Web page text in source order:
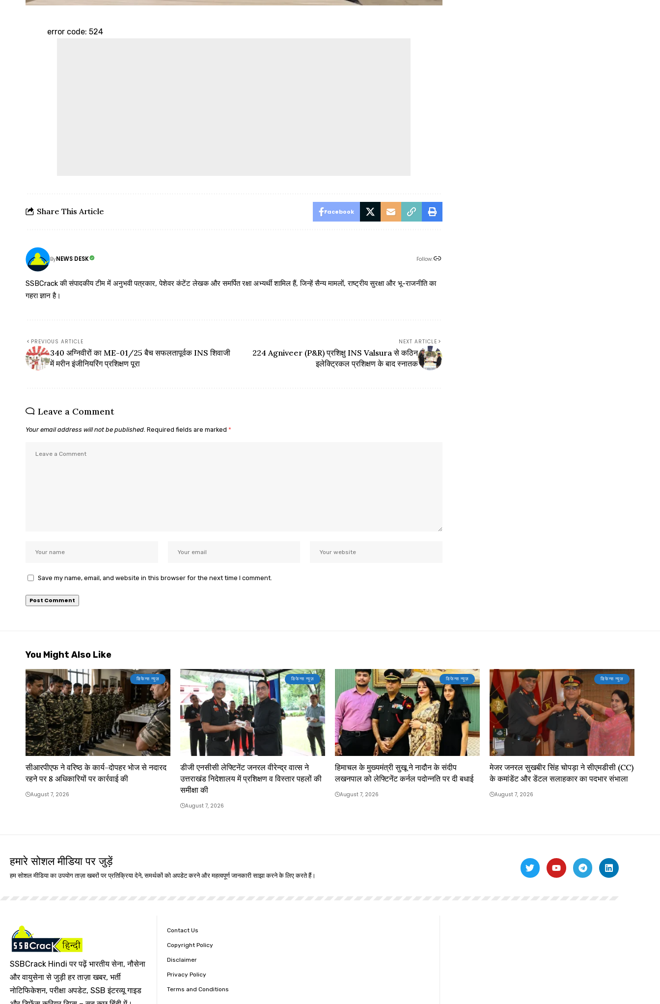
error code: 524
Share This Article Facebook
ByNEWS DESK Follow:
SSBCrack की संपादकीय टीम में अनुभवी पत्रकार, पेशेवर कंटेंट लेखक और समर्पित रक्षा अभ्यर्थी शामिल हैं, जिन्हें सैन्य मामलों, राष्ट्रीय सुरक्षा और भू-राजनीति का
गहरा ज्ञान है।
PREVIOUS ARTICLE
340 अग्निवीरों का ME-01/25 बैच सफलतापूर्वक INS शिवाजी
में मरीन इंजीनियरिंग प्रशिक्षण पूरा
NEXT ARTICLE
224 Agniveer (P&R) प्रशिक्षु INS Valsura से कठिन
इलेक्ट्रिकल प्रशिक्षण के बाद स्नातक
Leave a Comment
Your email address will not be published. Required fields are marked *
Save my name, email, and website in this browser for the next time I comment.
You Might Also Like
डिफेन्स न्यूज़
सीआरपीएफ ने वरिष्ठ के कार्य-दोपहर भोज से नदारद
रहने पर 8 अधिकारियों पर कार्रवाई की
August 7, 2026
डिफेन्स न्यूज़
डीजी एनसीसी लेफ्टिनेंट जनरल वीरेन्द्र वात्स ने
उत्तराखंड निदेशालय में प्रशिक्षण व विस्तार पहलों की
समीक्षा की
August 7, 2026
डिफेन्स न्यूज़
हिमाचल के मुख्यमंत्री सुखू ने नादौन के संदीप
लखनपाल को लेफ्टिनेंट कर्नल पदोन्नति पर दी बधाई
August 7, 2026
डिफेन्स न्यूज़
मेजर जनरल सुखबीर सिंह चोपड़ा ने सीएमडीसी (CC)
के कमांडेंट और डेंटल सलाहकार का पदभार संभाला
August 7, 2026
हमारे सोशल मीडिया पर जुड़ें
हम सोशल मीडिया का उपयोग ताज़ा खबरों पर प्रतिक्रिया देने, समर्थकों को अपडेट करने और महत्वपूर्ण जानकारी साझा करने के लिए करते हैं।
SSBCrack Hindi पर पढ़ें भारतीय सेना, नौसेना
और वायुसेना से जुड़ी हर ताज़ा खबर, भर्ती
नोटिफिकेशन, परीक्षा अपडेट, SSB इंटरव्यू गाइड
Contact Us
Copyright Policy
Disclaimer
Privacy Policy
Terms and Conditions